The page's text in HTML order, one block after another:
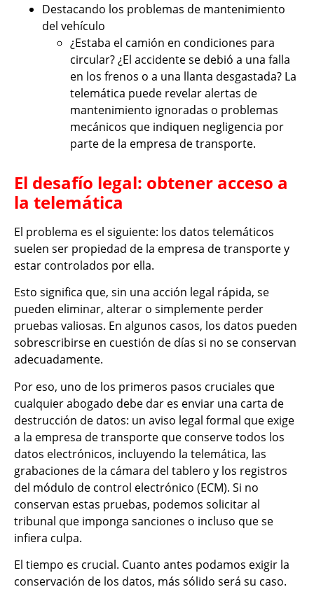
Destacando los problemas de mantenimiento
del vehículo
¿Estaba el camión en condiciones para
circular? ¿El accidente se debió a una falla
en los frenos o a una llanta desgastada? La
telemática puede revelar alertas de
mantenimiento ignoradas o problemas
mecánicos que indiquen negligencia por
parte de la empresa de transporte.
El desafío legal: obtener acceso a
la telemática
El problema es el siguiente: los datos telemáticos
suelen ser propiedad de la empresa de transporte y
estar controlados por ella.
Esto significa que, sin una acción legal rápida, se
pueden eliminar, alterar o simplemente perder
pruebas valiosas. En algunos casos, los datos pueden
sobrescribirse en cuestión de días si no se conservan
adecuadamente.
Por eso, uno de los primeros pasos cruciales que
cualquier abogado debe dar es enviar una carta de
destrucción de datos: un aviso legal formal que exige
a la empresa de transporte que conserve todos los
datos electrónicos, incluyendo la telemática, las
grabaciones de la cámara del tablero y los registros
del módulo de control electrónico (ECM). Si no
conservan estas pruebas, podemos solicitar al
tribunal que imponga sanciones o incluso que se
infiera culpa.
El tiempo es crucial. Cuanto antes podamos exigir la
conservación de los datos, más sólido será su caso.